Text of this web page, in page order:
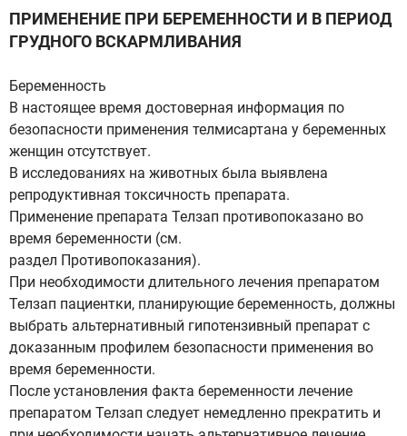
ПРИМЕНЕНИЕ ПРИ БЕРЕМЕННОСТИ И В ПЕРИОД
ГРУДНОГО ВСКАРМЛИВАНИЯ
Беременность
В настоящее время достоверная информация по
безопасности применения телмисартана у беременных
женщин отсутствует.
В исследованиях на животных была выявлена
репродуктивная токсичность препарата.
Применение препарата Телзап противопоказано во
время беременности (см.
раздел Противопоказания).
При необходимости длительного лечения препаратом
Телзап пациентки, планирующие беременность, должны
выбрать альтернативный гипотензивный препарат с
доказанным профилем безопасности применения во
время беременности.
После установления факта беременности лечение
препаратом Телзап следует немедленно прекратить и